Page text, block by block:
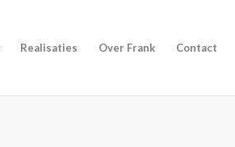
Realisaties Over Frank Contact